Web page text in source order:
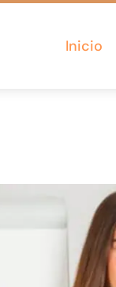
Inicio